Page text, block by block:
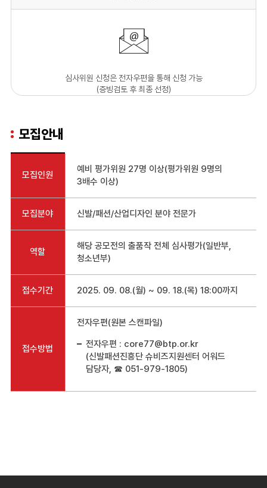
심사위원 신청은 전자우편을 통해 신청 가능
(증빙검토 후 최종 선정)
모집안내
모집인원
예비 평가위원 27명 이상(평가위원 9명의
3배수 이상)
모집분야 신발/패션/산업디자인 분야 전문가
역할
해당 공모전의 출품작 전체 심사평가(일반부,
청소년부)
접수기간 2025. 09. 08.(월) ~ 09. 18.(목) 18:00까지
접수방법
전자우편(원본 스캔파일)
전자우편 : core77@btp.or.kr
(신발패션진흥단 슈비즈지원센터 어워드
담당자, ☎ 051-979-1805)